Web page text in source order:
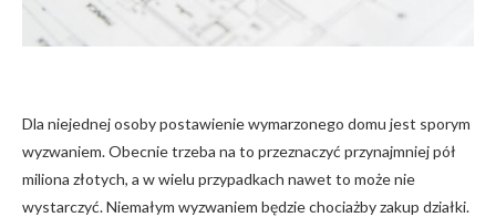
Dla niejednej osoby postawienie wymarzonego domu jest sporym
wyzwaniem. Obecnie trzeba na to przeznaczyć przynajmniej pół
miliona złotych, a w wielu przypadkach nawet to może nie
wystarczyć. Niemałym wyzwaniem będzie chociażby zakup działki.